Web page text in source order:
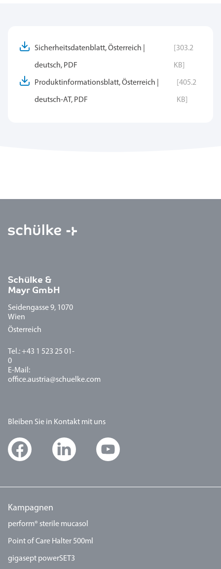
Sicherheitsdatenblatt, Österreich |
deutsch, PDF
[303.2
KB]
Produktinformationsblatt, Österreich |
deutsch-AT, PDF
[405.2
KB]
Schülke &
Mayr GmbH
Seidengasse 9, 1070
Wien
Österreich
Tel.: +43 1 523 25 01-
0
E-Mail:
office.austria@schuelke.com
Bleiben Sie in Kontakt mit uns
Kampagnen
perform® sterile mucasol
Point of Care Halter 500ml
gigasept powerSET3